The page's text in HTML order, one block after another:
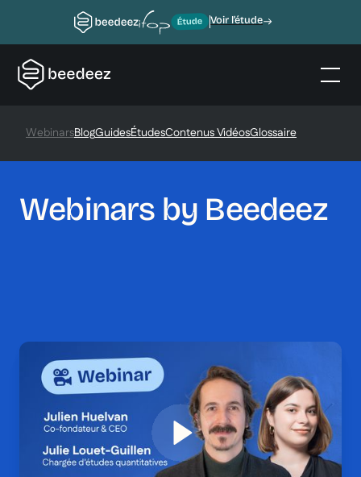
Voir l’étude
WebinarsBlogGuidesÉtudesContenus VidéosGlossaire
Webinars by Beedeez